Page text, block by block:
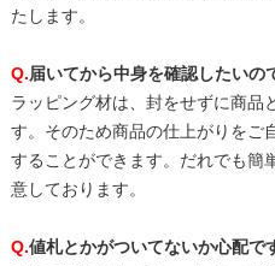
たします。
Q.届いてから中身を確認したいの
ラッピング材は、封をせずに商品
す。そのため商品の仕上がりをご
することができます。だれでも簡
意しております。
Q.値札とかがついてないか心配で